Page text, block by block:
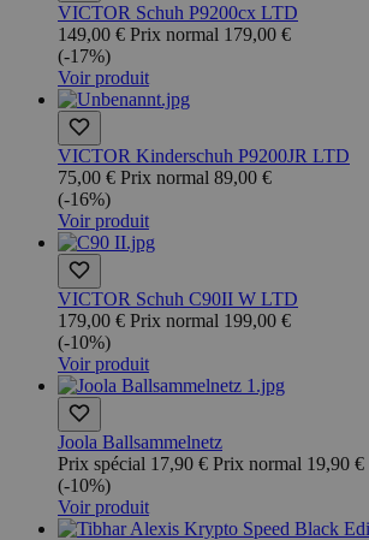
VICTOR Schuh P9200cx LTD
149,00 € Prix normal 179,00 €
(-17%)
Voir produit
VICTOR Kinderschuh P9200JR LTD
75,00 € Prix normal 89,00 €
(-16%)
Voir produit
VICTOR Schuh C90II W LTD
179,00 € Prix normal 199,00 €
(-10%)
Voir produit
Joola Ballsammelnetz
Prix spécial 17,90 € Prix normal 19,90 €
(-10%)
Voir produit